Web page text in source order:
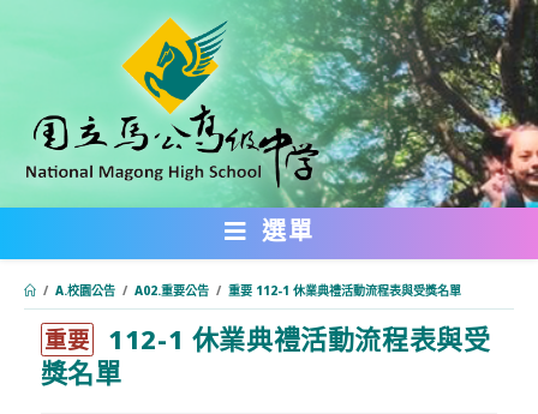
內
選單
/ A.校園公告 / A02.重要公告 / 重要 112-1 休業典禮活動流程表與受獎名單
重要
112-1 休業典禮活動流程表與受
獎名單